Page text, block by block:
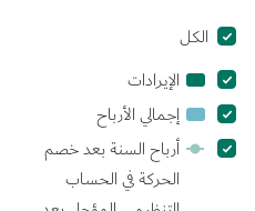
الكل
الإيراداتالإيرادات
إجمالي الأرباحإجمالي
الأرباح
أرباح السنة بعد خصم
الحركة في الحساب